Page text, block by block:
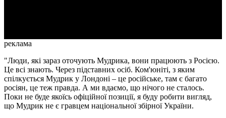
реклама
"Люди, які зараз оточують Мудрика, вони працюють з Росією.
Це всі знають. Через підставних осіб. Ком'юніті, з яким
спілкується Мудрик у Лондоні – це російське, там є багато
росіян, це теж правда. А ми вдаємо, що нічого не сталось.
Поки не буде якоїсь офіційної позиції, я буду робити вигляд,
що Мудрик не є гравцем національної збірної України.